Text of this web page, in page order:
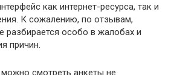
как интернет-ресурса, так и
К сожалению, по отзывам,
разбирается особо в жалобах и
причин.
смотреть анкеты не